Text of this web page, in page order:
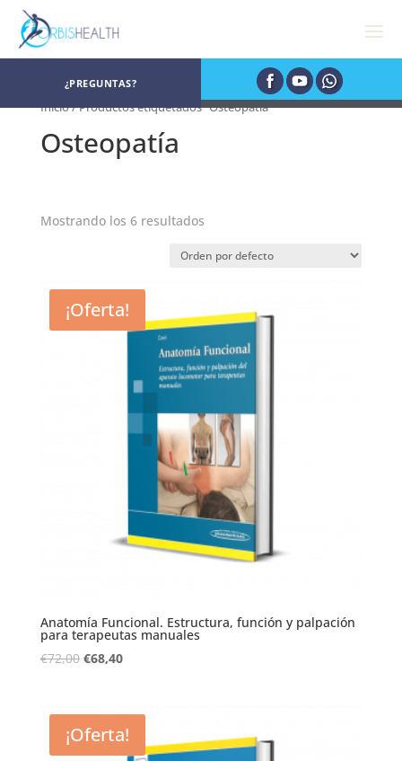
¿PREGUNTAS?
Inicio/ Productos etiquetados “Osteopatía”
Osteopatía
Mostrando los 6 resultados
¡Oferta!
Anatomía Funcional. Estructura, función y palpación
para terapeutas manuales
€72,00 €68,40
¡Oferta!